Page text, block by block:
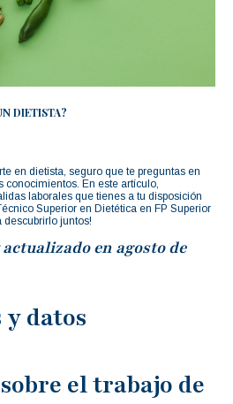
DIETISTA?
en dietista, seguro que te preguntas en
conocimientos. En este artículo,
laborales que tienes a tu disposición
Superior en Dietética en FP Superior
descubrirlo juntos!
en agosto de
datos
el trabajo de